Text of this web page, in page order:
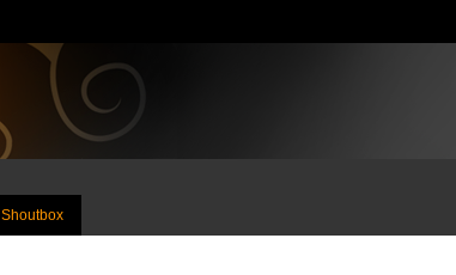
Shoutbox